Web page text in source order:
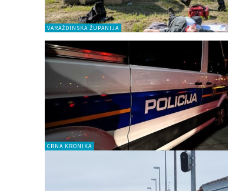
VARAŽDINSKA ŽUPANIJA
CRNA KRONIKA